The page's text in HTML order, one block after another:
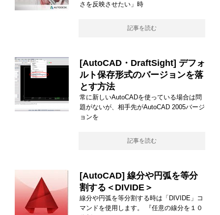
さを反映させたい」時
記事を読む
[AutoCAD・DraftSight] デフォ
ルト保存形式のバージョンを落
とす方法
常に新しいAutoCADを使っている場合は問
題がないが、相手先がAutoCAD 2005バージ
ョンを
記事を読む
[AutoCAD] 線分や円弧を等分
割する＜DIVIDE＞
線分や円弧を等分割する時は「DIVIDE」コ
マンドを使用します。 『任意の線分を１０